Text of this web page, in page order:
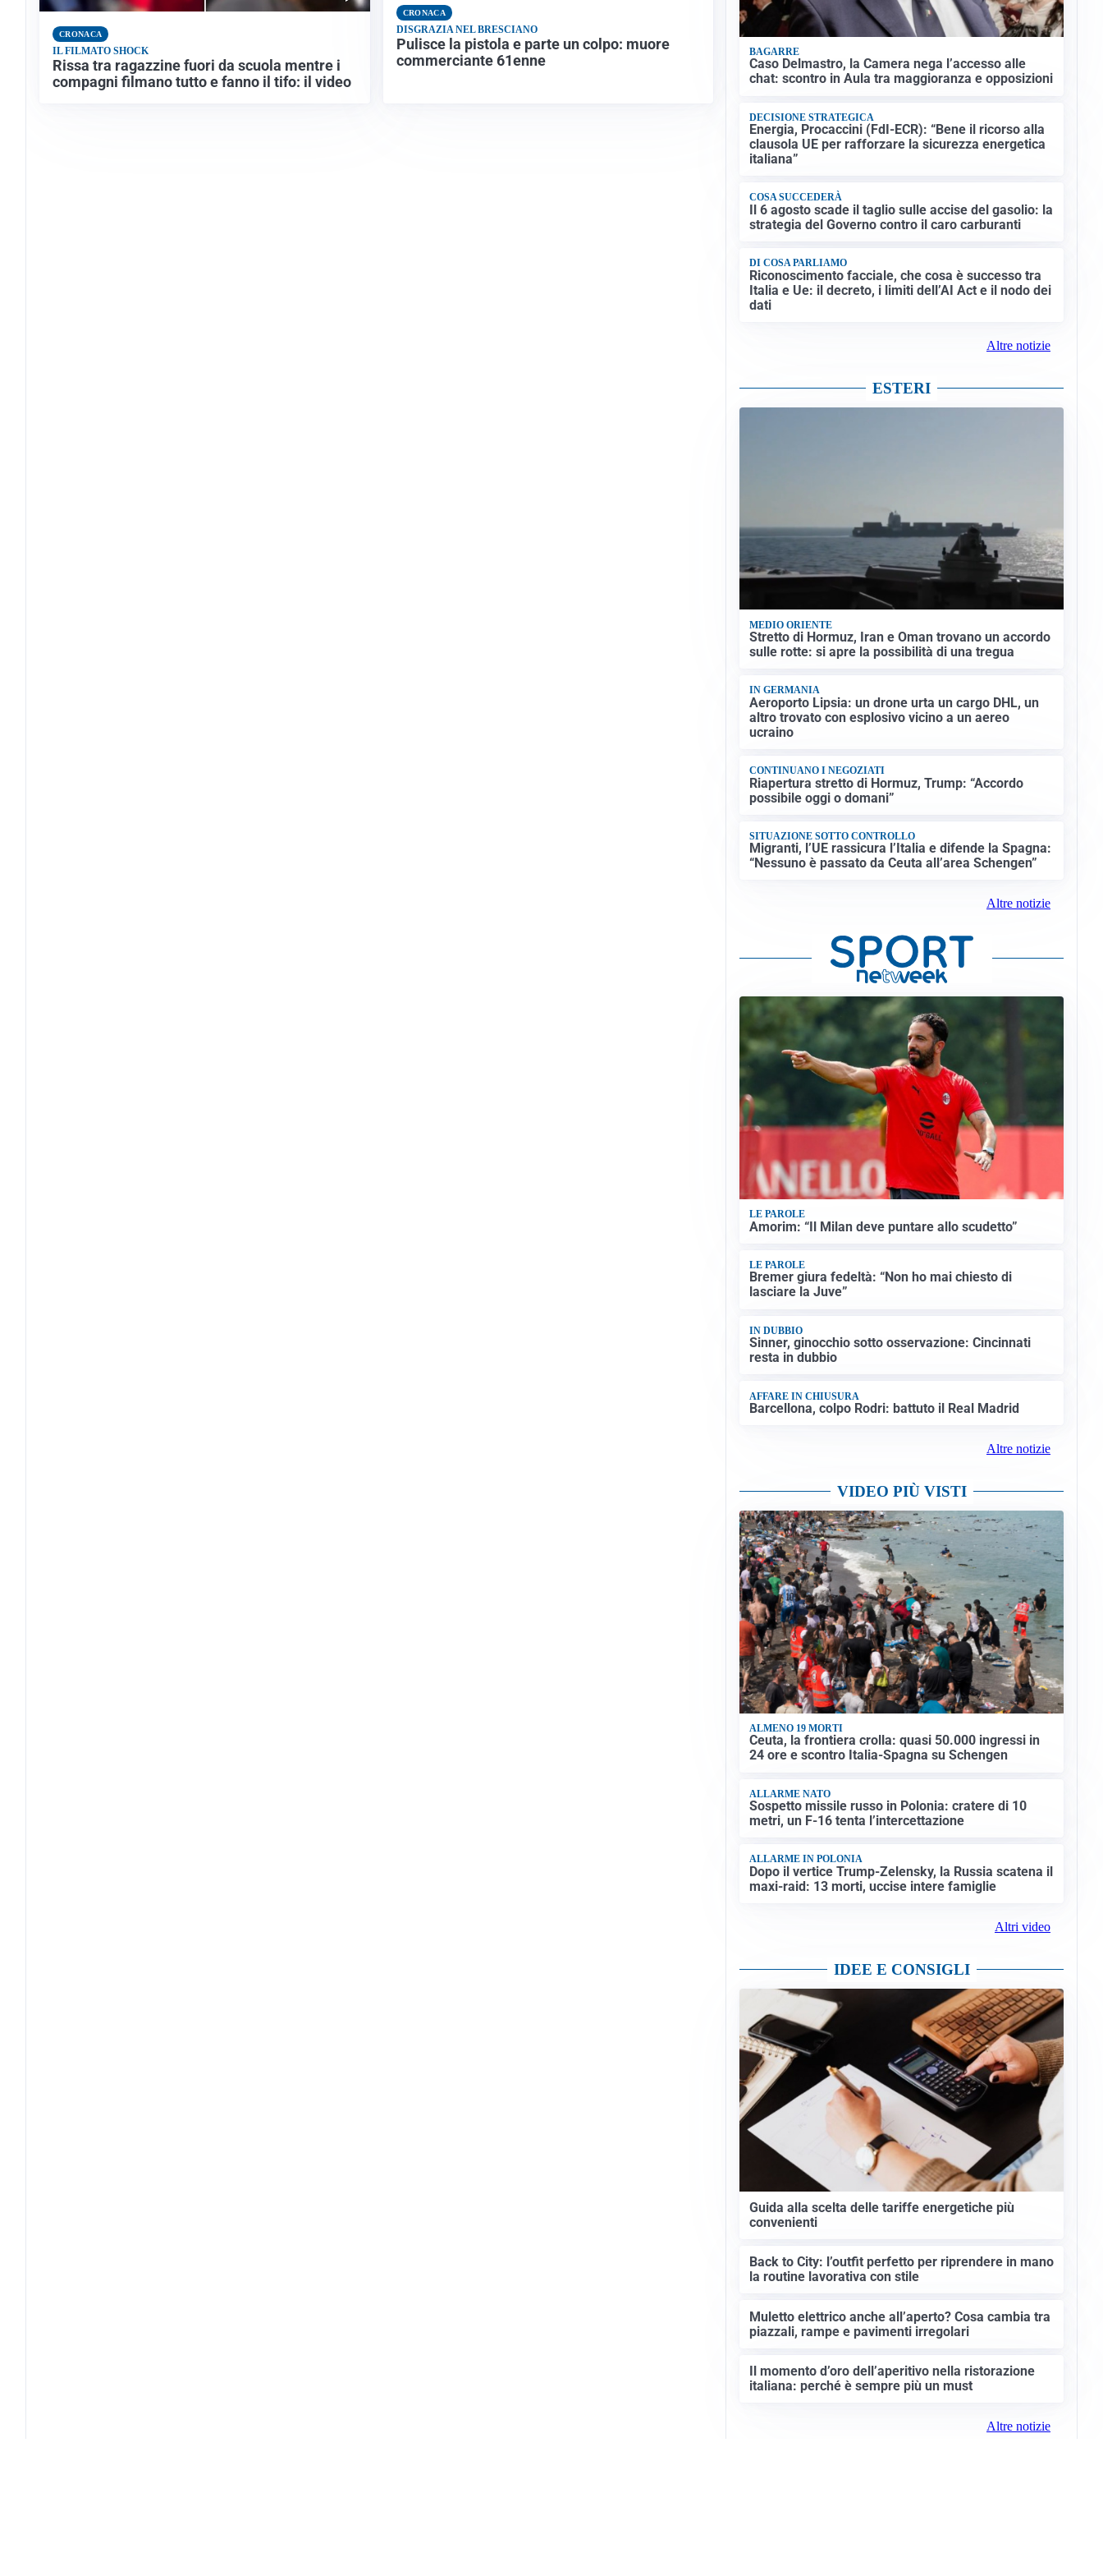
CRONACA
IL FILMATO SHOCK
Rissa tra ragazzine fuori da scuola mentre i
compagni filmano tutto e fanno il tifo: il video
CRONACA
DISGRAZIA NEL BRESCIANO
Pulisce la pistola e parte un colpo: muore
commerciante 61enne
BAGARRE
Caso Delmastro, la Camera nega l’accesso alle
chat: scontro in Aula tra maggioranza e opposizioni
DECISIONE STRATEGICA
Energia, Procaccini (FdI-ECR): “Bene il ricorso alla
clausola UE per rafforzare la sicurezza energetica
italiana”
COSA SUCCEDERÀ
Il 6 agosto scade il taglio sulle accise del gasolio: la
strategia del Governo contro il caro carburanti
DI COSA PARLIAMO
Riconoscimento facciale, che cosa è successo tra
Italia e Ue: il decreto, i limiti dell’AI Act e il nodo dei
dati
Altre notizie
ESTERI
MEDIO ORIENTE
Stretto di Hormuz, Iran e Oman trovano un accordo
sulle rotte: si apre la possibilità di una tregua
IN GERMANIA
Aeroporto Lipsia: un drone urta un cargo DHL, un
altro trovato con esplosivo vicino a un aereo
ucraino
CONTINUANO I NEGOZIATI
Riapertura stretto di Hormuz, Trump: “Accordo
possibile oggi o domani”
SITUAZIONE SOTTO CONTROLLO
Migranti, l’UE rassicura l’Italia e difende la Spagna:
“Nessuno è passato da Ceuta all’area Schengen”
Altre notizie
LE PAROLE
Amorim: “Il Milan deve puntare allo scudetto”
LE PAROLE
Bremer giura fedeltà: “Non ho mai chiesto di
lasciare la Juve”
IN DUBBIO
Sinner, ginocchio sotto osservazione: Cincinnati
resta in dubbio
AFFARE IN CHIUSURA
Barcellona, colpo Rodri: battuto il Real Madrid
Altre notizie
VIDEO PIÙ VISTI
ALMENO 19 MORTI
Ceuta, la frontiera crolla: quasi 50.000 ingressi in
24 ore e scontro Italia-Spagna su Schengen
ALLARME NATO
Sospetto missile russo in Polonia: cratere di 10
metri, un F-16 tenta l’intercettazione
ALLARME IN POLONIA
Dopo il vertice Trump-Zelensky, la Russia scatena il
maxi-raid: 13 morti, uccise intere famiglie
Altri video
IDEE E CONSIGLI
Guida alla scelta delle tariffe energetiche più
convenienti
Back to City: l’outfit perfetto per riprendere in mano
la routine lavorativa con stile
Muletto elettrico anche all’aperto? Cosa cambia tra
piazzali, rampe e pavimenti irregolari
Il momento d’oro dell’aperitivo nella ristorazione
italiana: perché è sempre più un must
Altre notizie